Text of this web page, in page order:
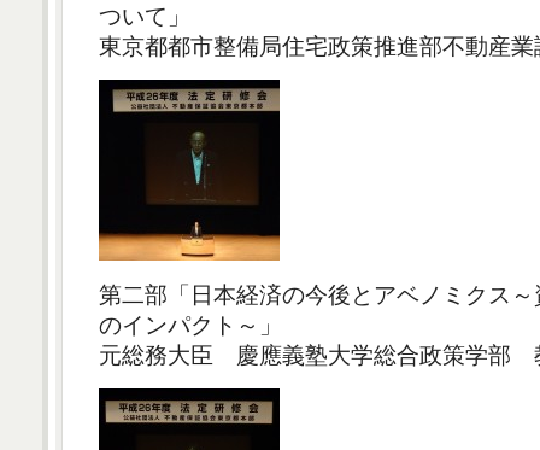
ついて」
東京都都市整備局住宅政策推進部不動
第二部「日本経済の今後とアベノミクス
のインパクト～」
元総務大臣 慶應義塾大学総合政策学